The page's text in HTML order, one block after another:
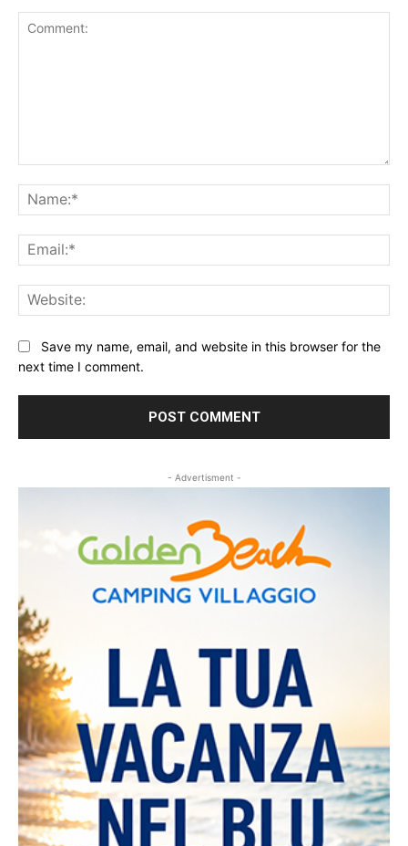
Save my name, email, and website in this browser for the
next time I comment.
- Advertisment -